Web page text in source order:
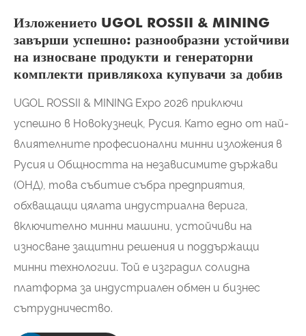
Изложението UGOL ROSSII & MINING
завърши успешно: разнообразни устойчиви
на износване продукти и генераторни
комплекти привлякоха купувачи за добив
UGOL ROSSII & MINING Expo 2026 приключи
успешно в Новокузнецк, Русия. Като едно от най-
влиятелните професионални минни изложения в
Русия и Общността на независимите държави
(ОНД), това събитие събра предприятия,
обхващащи цялата индустриална верига,
включително минни машини, устойчиви на
износване защитни решения и поддържащи
минни технологии. Той е изградил солидна
платформа за индустриален обмен и бизнес
сътрудничество.